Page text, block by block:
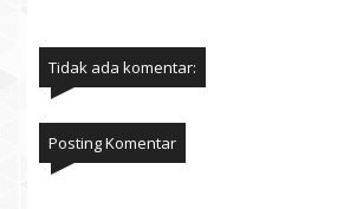
Tidak ada komentar:
Posting Komentar